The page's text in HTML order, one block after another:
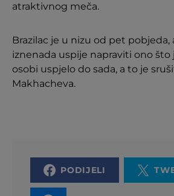
atraktivnog meča.
Brazilac je u nizu od pet pobjeda,
iznenada uspije napraviti ono što
osobi uspjelo do sada, a to je
Makhacheva.
PODIJELI